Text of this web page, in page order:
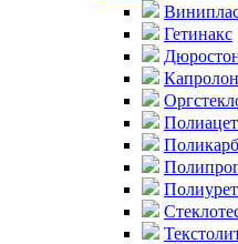
Гетинакс
Капролон